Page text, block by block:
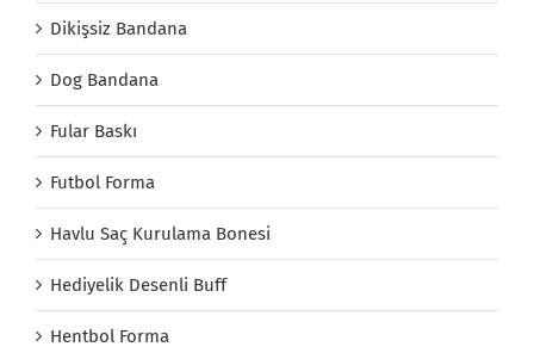
Dikişsiz Bandana
Dog Bandana
Fular Baskı
Futbol Forma
Havlu Saç Kurulama Bonesi
Hediyelik Desenli Buff
Hentbol Forma